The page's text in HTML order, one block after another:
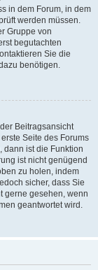
in dem Forum, in dem
werden müssen.
Gruppe von
begutachten
Sie die
benötigen.
Beitragsansicht
Seite des Forums
dann ist die Funktion
ist nicht genügend
zu holen, indem
sicher, dass Sie
gerne gesehen, wenn
geantwortet wird.